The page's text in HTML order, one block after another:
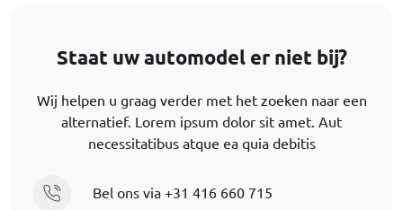
Staat uw automodel er niet bij?
Wij helpen u graag verder met het zoeken naar een
alternatief. Lorem ipsum dolor sit amet. Aut
necessitatibus atque ea quia debitis
Bel ons via +31 416 660 715